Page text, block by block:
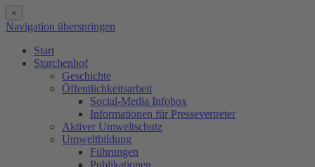
×
Navigation überspringen
Start
Storchenhof
Geschichte
Öffentlichkeitsarbeit
Social-Media Infobox
Informationen für Pressevertreter
Aktiver Umweltschutz
Umweltbildung
Führungen
Publikationen